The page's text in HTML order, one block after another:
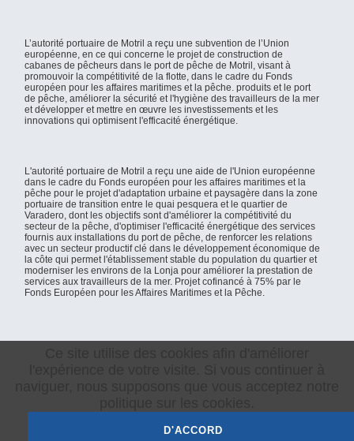
D'ACCORD
L’autorité portuaire de Motril a reçu une subvention de l’Union
européenne, en ce qui concerne le projet de construction de
cabanes de pêcheurs dans le port de pêche de Motril, visant à
promouvoir la compétitivité de la flotte, dans le cadre du Fonds
européen pour les affaires maritimes et la pêche. produits et le port
de pêche, améliorer la sécurité et l'hygiène des travailleurs de la mer
et développer et mettre en œuvre les investissements et les
innovations qui optimisent l'efficacité énergétique.
L'autorité portuaire de Motril a reçu une aide de l'Union européenne
dans le cadre du Fonds européen pour les affaires maritimes et la
pêche pour le projet d'adaptation urbaine et paysagère dans la zone
portuaire de transition entre le quai pesquera et le quartier de
Varadero, dont les objectifs sont d'améliorer la compétitivité du
secteur de la pêche, d'optimiser l'efficacité énergétique des services
fournis aux installations du port de pêche, de renforcer les relations
avec un secteur productif clé dans le développement économique de
la côte qui permet l'établissement stable du population du quartier et
moderniser les environs de la Lonja pour améliorer la prestation de
services aux travailleurs de la mer. Projet cofinancé à 75% par le
Fonds Européen pour les Affaires Maritimes et la Pêche.
Politique de confidentialité